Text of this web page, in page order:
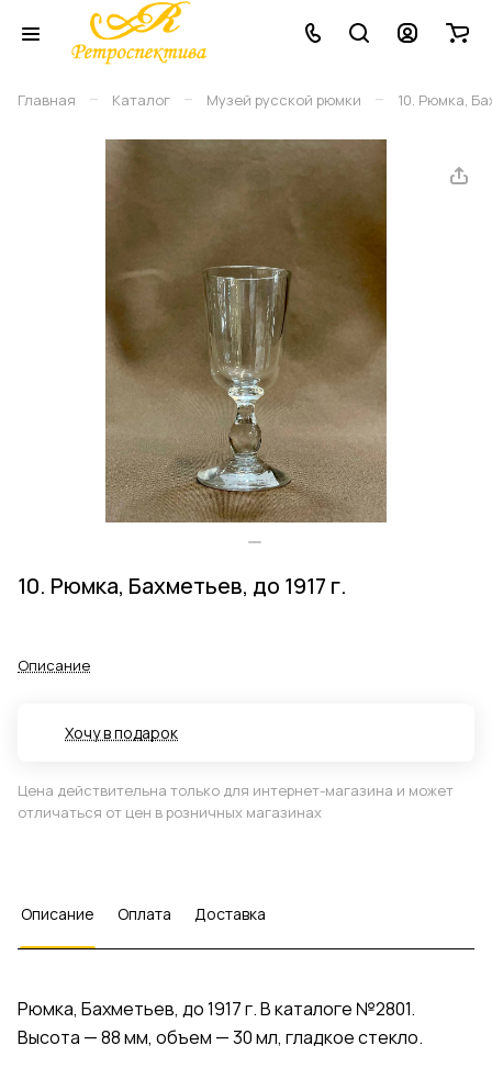
Главная – Каталог – Музей русской рюмки – 10. Рюмка,
10. Рюмка, Бахметьев, до 1917 г.
Описание
Хочу в подарок
Цена действительна только для интернет-магазина и может
отличаться от цен в розничных магазинах
Описание Оплата Доставка
Рюмка, Бахметьев, до 1917 г. В каталоге №2801.
Высота — 88 мм, объем — 30 мл, гладкое стекло.